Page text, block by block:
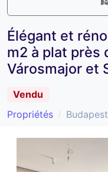
Élégant et
m2 à plat près
Városmajor et
Vendu
Propriétés